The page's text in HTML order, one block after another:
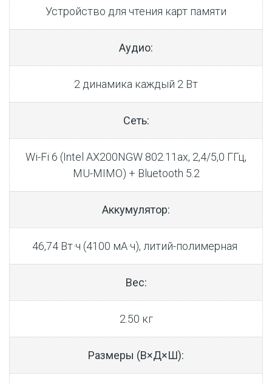
Устройство для чтения карт памяти
Аудио:
2 динамика каждый 2 Вт
Сеть:
Wi-Fi 6 (Intel AX200NGW 802.11ax, 2,4/5,0 ГГц,
MU-MIMO) + Bluetooth 5.2
Аккумулятор:
46,74 Вт·ч (4100 мА·ч), литий-полимерная
Вес:
2.50 кг
Размеры (В×Д×Ш):